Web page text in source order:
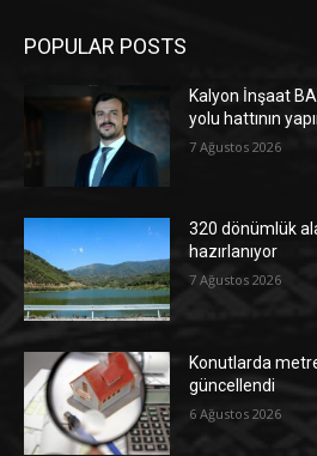
POPULAR POSTS
Kalyon İnşaat
yolu hattının
7 Ağustos 2026
320 dönümlük
hazırlanıyor
7 Ağustos 2026
Konutlarda
güncellendi
6 Ağustos 2026